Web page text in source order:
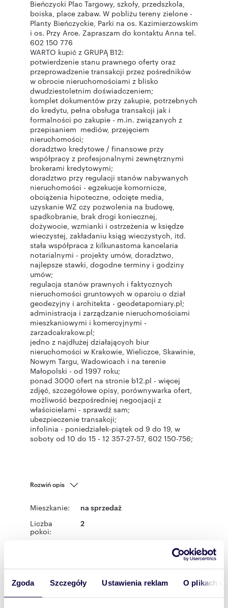
Zgoda Szczegóły Ustawienia reklam O plikach
Bieńczycki Plac Targowy, szkoły, przedszkola,
boiska, place zabaw. W pobliżu tereny zielone -
Planty Bieńczyckie, Parki na os. Kazimierzowskim
i os. Przy Arce. Zapraszam do kontaktu Anna tel.
602 150 776
WARTO kupić z GRUPĄ B12:
potwierdzenie stanu prawnego oferty oraz
przeprowadzenie transakcji przez pośredników
w obrocie nieruchomościami z blisko
dwudziestoletnim doświadczeniem;
komplet dokumentów przy zakupie, potrzebnych
do kredytu, pełna obsługa transakcji jak i
formalności po zakupie - m.in. związanych z
przepisaniem mediów, przejęciem
nieruchomości;
doradztwo kredytowe / finansowe przy
współpracy z profesjonalnymi zewnętrznymi
brokerami kredytowymi;
doradztwo przy regulacji stanów nabywanych
nieruchomości - egzekucje komornicze,
obciążenia hipoteczne, odcięte media,
uzyskanie WZ czy pozwolenia na budowę,
spadkobranie, brak drogi koniecznej,
dożywocie, wzmianki i ostrzeżenia w księdze
wieczystej, zakładaniu ksiąg wieczystych, itd.
stała współpraca z kilkunastoma kancelaria
notarialnymi - projekty umów, doradztwo,
najlepsze stawki, dogodne terminy i godziny
umów;
regulacja stanów prawnych i faktycznych
nieruchomości gruntowych w oparciu o dział
geodezyjny i architekta - geodetapomiary.pl;
administracja i zarządzanie nieruchomościami
mieszkaniowymi i komercyjnymi -
zarzadcakrakow.pl;
jedno z najdłużej działających biur
nieruchomości w Krakowie, Wieliczce, Skawinie,
Nowym Targu, Wadowicach i na terenie
Małopolski - od 1997 roku;
ponad 3000 ofert na stronie b12.pl - więcej
zdjęć, szczegółowe opisy, porównywarka ofert,
możliwość bezpośredniej negocjacji z
właścicielami - sprawdź sam;
ubezpieczenie transakcji;
infolinia - poniedziałek-piątek od 9 do 19, w
soboty od 10 do 15 - 12 357-27-57, 602 150-756;
Rozwiń opis
Mieszkanie: na sprzedaż
Liczba
pokoi:
2
Lokalizacja: województwo:małopolskie
miejscowość:
Krakow ulica:
Spytka z Melsztyna